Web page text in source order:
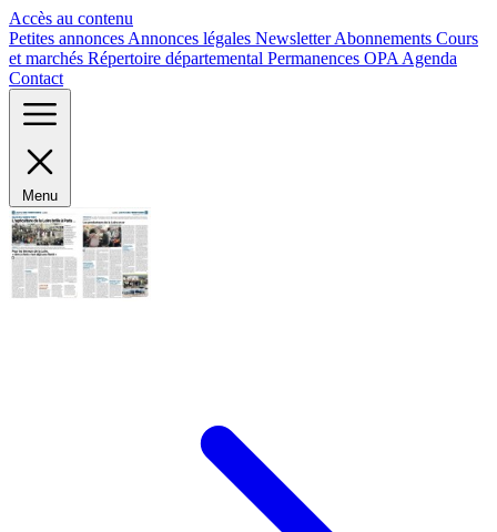
Accès au contenu
Petites annonces Annonces légales NewsletterAbonnements Cours
et marchés Répertoire départemental Permanences OPA Agenda
Contact
Menu
Panneau de gestion des cookies